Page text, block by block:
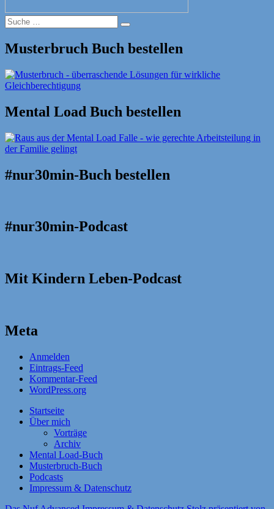
Suche
nach:
Suche
Musterbruch Buch bestellen
Mental Load Buch bestellen
#nur30min-Buch bestellen
#nur30min-Podcast
Mit Kindern Leben-Podcast
Meta
Anmelden
Eintrags-Feed
Kommentar-Feed
WordPress.org
Startseite
Über mich
Vorträge
Archiv
Mental Load-Buch
Musterbruch-Buch
Podcasts
Impressum & Datenschutz